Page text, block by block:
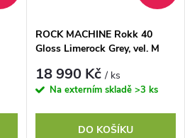
ROCK MACHINE Rokk 40
Gloss Limerock Grey, vel. M
18 990 Kč/ ks
Na externím skladě >3 ks
DO KOŠÍKU